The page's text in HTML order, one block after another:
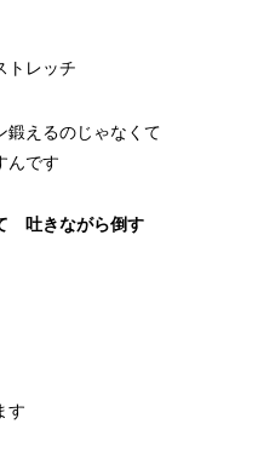
トレッチ
鍛えるのじゃなくて
んです
吐きながら倒す
す